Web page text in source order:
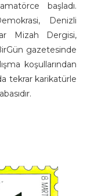
başladı.
Denizli
Mizah Dergisi,
gazetesinde
koşullarından
tekrar karikatürle